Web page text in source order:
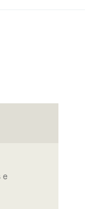
e